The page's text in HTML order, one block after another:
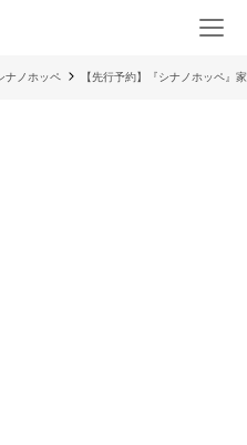
ナノホッペ 【先行予約】『シナノホッペ